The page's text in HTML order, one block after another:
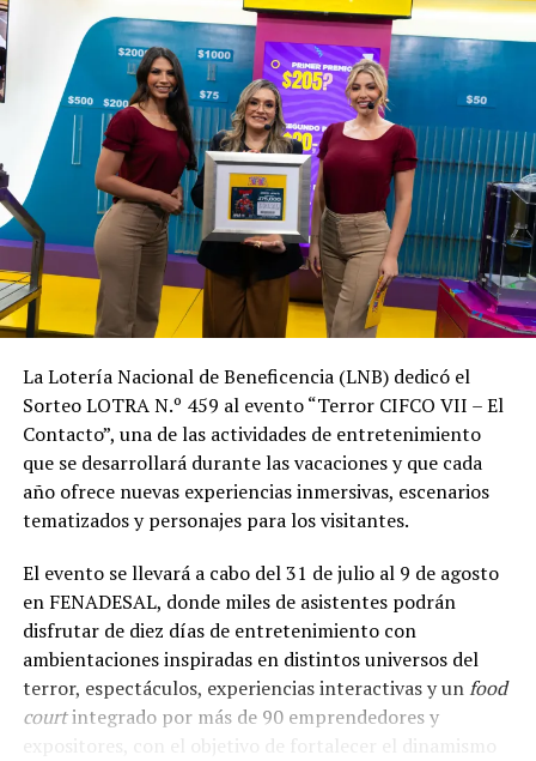
tradiciones, por lo que invitó a la población a disfrutar
de las festividades con alegría, respeto y
responsabilidad, cuidando los espacios públicos y
contribuyendo a mantener un ambiente seguro y limpio.
Los resultados del Sorteo LOTRA N.º 460 fueron los
siguientes:
Primer premio:$380,000 – Billete N.º 32850
(vendido).
Segundo premio: $20,000 – Billete N.º 06468
(vendido).
Tercer premio: $10,000 – Billete N.º 25018
(vendido).
Comparte esto:
Me gusta esto:
La Lotería Nacional de Beneficencia (LNB) dedicó el
Sorteo LOTRA N.º 459 al evento “Terror CIFCO VII – El
Contacto”, una de las actividades de entretenimiento
que se desarrollará durante las vacaciones y que cada
año ofrece nuevas experiencias inmersivas, escenarios
tematizados y personajes para los visitantes.
El evento se llevará a cabo del 31 de julio al 9 de agosto
en FENADESAL, donde miles de asistentes podrán
disfrutar de diez días de entretenimiento con
ambientaciones inspiradas en distintos universos del
terror, espectáculos, experiencias interactivas y un food
courtintegrado por más de 90 emprendedores y
expositores, con el objetivo de fortalecer el dinamismo